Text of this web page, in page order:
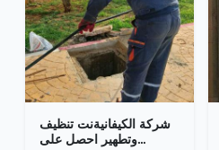
شركة الكيفانيةنت تنظيف
وتطهير احصل على...